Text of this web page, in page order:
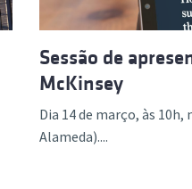
Sessão de
McKinsey
Dia 14 de março, às
Alameda)....